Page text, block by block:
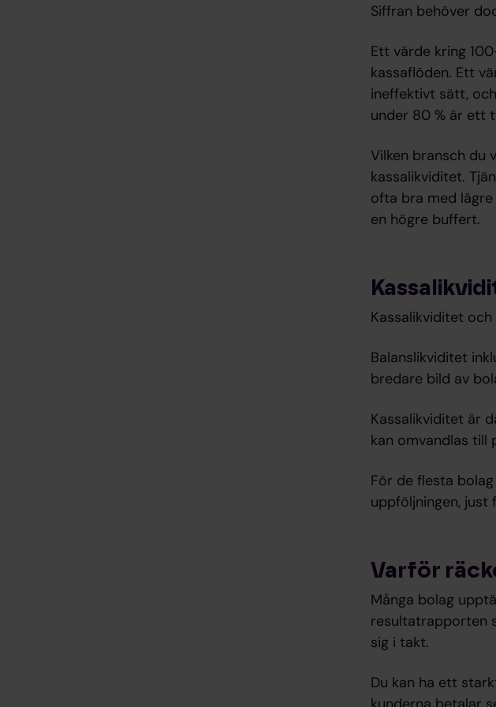
Siffran behöver
Ett värde kring
kassaflöden. Ett
ineffektivt sätt,
under 80 % är ett
Vilken bransch du
kassalikviditet.
ofta bra med
en högre buffert.
Kassalikviditet
Balanslikviditet
bredare bild av
Kassalikviditet är
kan omvandlas till
För de flesta
uppföljningen,
Varför
Många bolag
resultatrapporten
sig i takt.
Du kan ha ett